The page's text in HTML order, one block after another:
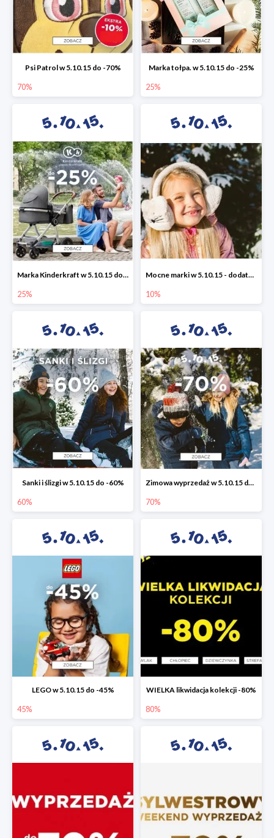
Psi Patrol w 5.10.15 do -70%
70%
Marka tołpa. w 5.10.15 do -25%
25%
Marka Kinderkraft w 5.10.15 do -25%
25%
Mocne marki w 5.10.15 - dodatkowe -10% rabatu
10%
Sanki i ślizgi w 5.10.15 do -60%
60%
Zimowa wyprzedaż w 5.10.15 do -70%
70%
LEGO w 5.10.15 do -45%
45%
WIELKA likwidacja kolekcji -80%
80%